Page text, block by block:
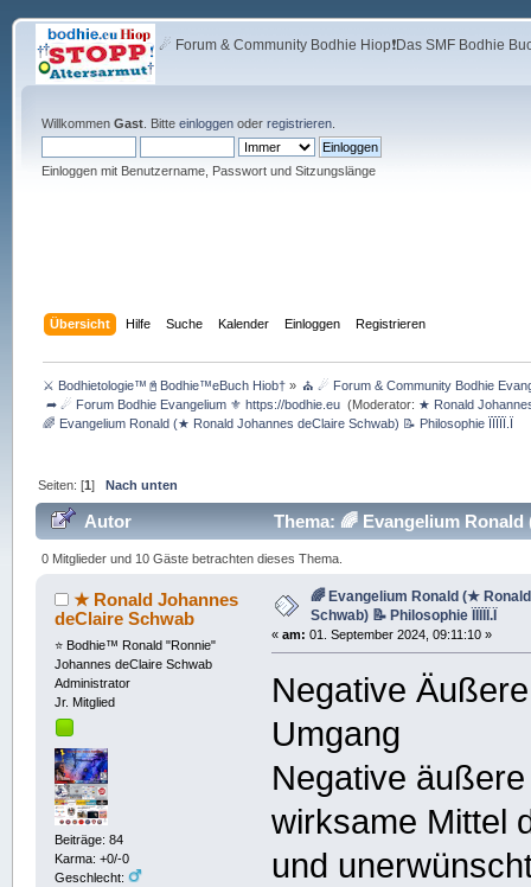
☄ Forum & Community Bodhie Hiop❗Das SMF Bodhie
Willkommen Gast. Bitte einloggenoder registrieren.
Einloggen mit Benutzername, Passwort und Sitzungslänge
Übersicht Hilfe Suche Kalender Einloggen Registrieren
⚔ Bodhietologie™📓Bodhie™eBuch Hiob† » ⛪ ☄ Forum & Community Bodhie
➦ ☄ Forum Bodhie Evangelium ⚜ https://bodhie.eu (Moderator: ★ Ronald
🌈 Evangelium Ronald (★ Ronald Johannes deClaire Schwab) 📝 Philosophie ÏÏÏÏÏ.Ï
Seiten: [1]Nach unten
Autor
Thema: 🌈 Evangelium
2170 mal)
0 Mitglieder und 10 Gäste betrachten dieses Thema.
★ Ronald Johannes
deClaire Schwab
⭐️ Bodhie™ Ronald "Ronnie"
Johannes deClaire Schwab
Administrator
Jr. Mitglied
Beiträge: 84
Karma: +0/-0
Geschlecht:
🌈 Evangelium Ronald (★
Schwab) 📝 Philosophie ÏÏÏÏÏ.Ï
«am: 01. September 2024, 09:11:10 »
Negative
Umgang
Negative
wirksame Mittel
und